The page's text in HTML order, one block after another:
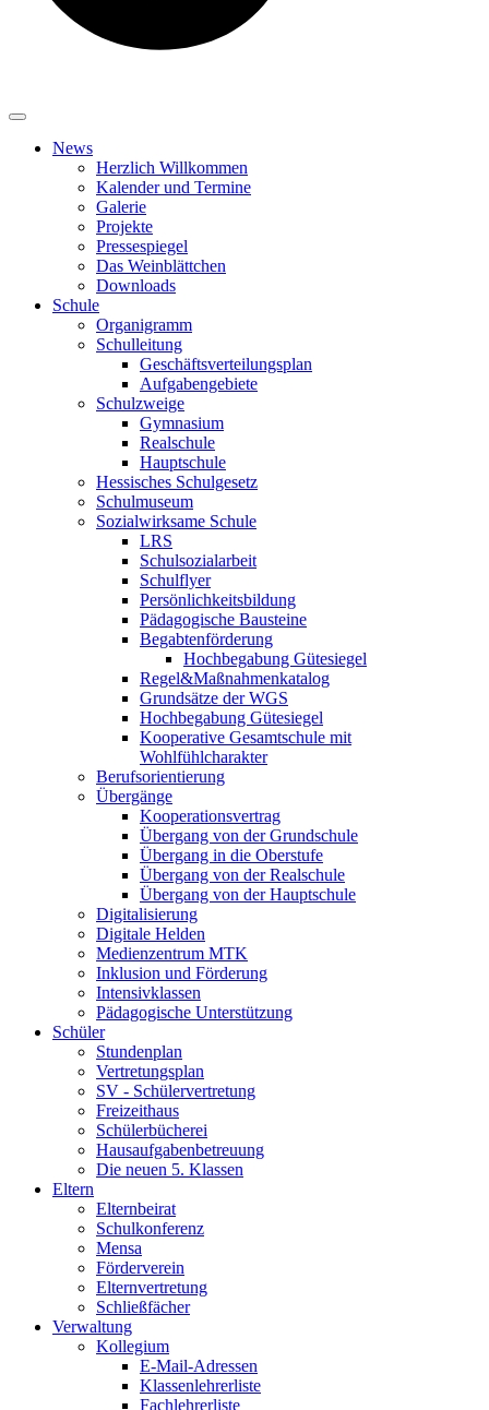
News
Herzlich Willkommen
Kalender und Termine
Galerie
Projekte
Pressespiegel
Das Weinblättchen
Downloads
Schule
Organigramm
Schulleitung
Geschäftsverteilungsplan
Aufgabengebiete
Schulzweige
Gymnasium
Realschule
Hauptschule
Hessisches Schulgesetz
Schulmuseum
Sozialwirksame Schule
LRS
Schulsozialarbeit
Schulflyer
Persönlichkeitsbildung
Pädagogische Bausteine
Begabtenförderung
Hochbegabung Gütesiegel
Regel&Maßnahmenkatalog
Grundsätze der WGS
Hochbegabung Gütesiegel
Kooperative Gesamtschule mit
Wohlfühlcharakter
Berufsorientierung
Übergänge
Kooperationsvertrag
Übergang von der Grundschule
Übergang in die Oberstufe
Übergang von der Realschule
Übergang von der Hauptschule
Digitalisierung
Digitale Helden
Medienzentrum MTK
Inklusion und Förderung
Intensivklassen
Pädagogische Unterstützung
Schüler
Stundenplan
Vertretungsplan
SV - Schülervertretung
Freizeithaus
Schülerbücherei
Hausaufgabenbetreuung
Die neuen 5. Klassen
Eltern
Elternbeirat
Schulkonferenz
Mensa
Förderverein
Elternvertretung
Schließfächer
Verwaltung
Kollegium
E-Mail-Adressen
Klassenlehrerliste
Fachlehrerliste